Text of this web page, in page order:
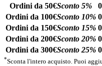
Ordini da 50€Sconto 5%
Ordini da 100€Sconto 10%
Ordini da 150€Sconto 15%
Ordini da 200€Sconto 20%
Ordini da 300€Sconto 25%
*Sconta l'intero acquisto. Puoi